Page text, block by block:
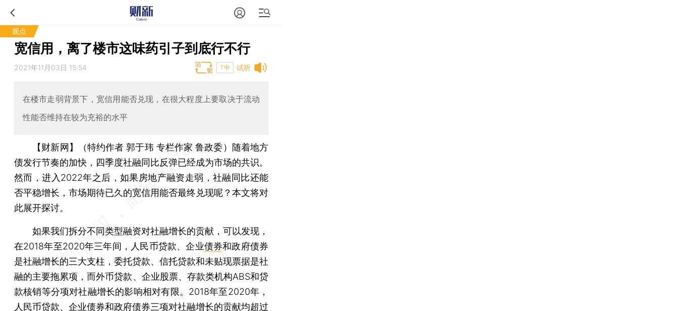
观点
宽信用，离了楼市这味药引子到底行不行
试听
2021年11月03日 15:54 T中
在楼市走弱背景下，宽信用能否兑现，在很大程度上要取决于流动
性能否维持在较为充裕的水平
【财新网】（特约作者 郭于玮 专栏作家 鲁政委） 随着地方
债发行节奏的加快，四季度社融同比反弹已经成为市场的共识。
然而，进入2022年之后，如果房地产融资走弱，社融同比还能
否平稳增长，市场期待已久的宽信用能否最终兑现呢？本文将对
此展开探讨。
如果我们拆分不同类型融资对社融增长的贡献，可以发现，
在2018年至2020年三年间，人民币贷款、企业债券和政府债券
是社融增长的三大支柱，委托贷款、信托贷款和未贴现票据是社
融的主要拖累项，而外币贷款、企业股票、存款类机构ABS和贷
款核销等分项对社融增长的影响相对有限。2018年至2020年，
人民币贷款、企业债券和政府债券三项对社融增长的贡献均超过